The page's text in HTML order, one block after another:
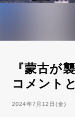
『蒙古が
コメント
2024年7月12日(金)